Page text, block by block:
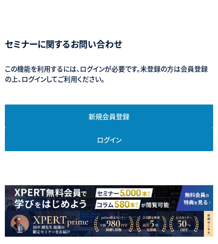
セミナーに関するお問い合わせ
この機能を利用するには、ログインが必要です。未登録の方は会員登録
の上、ログインしてご利用ください。
新規会員登録
ログイン